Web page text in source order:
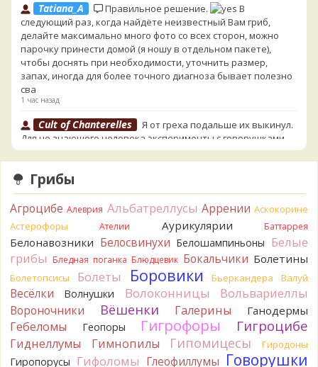
Tatiana_A Правильное решение.
В
следующий раз, когда найдёте неизвестный Вам гриб,
делайте максимально много фото со всех сторон, можно
парочку принести домой (я ношу в отдельном пакете),
чтобы доснять при необходимости, уточнить размер,
запах, иногда для более точного диагноза бывает полезно
сва
1 час назад
Cult of Chanterelles
Я от греха подальше их выкинул.
Для не знающего человека эксперименты с говорушками,
наверное, плохая идея.
1 час назад
Tatiana_A
пруд пруди, и далеко не все описаны на этом сайте. И
большинство из них как минимум несъедобны. Ворончатая
должна слабо пахнуть миндалём. Из похожих есть, скажем,
Желобчатая и Бледноокрашенная. Росли не не древесине,
так? Из земли или из подстилки
1 час назад
Мария Хорошо. При срезании синеет.
1 час назад
Tatiana_A Посмотрите Пилолистнички: lentinellus/
BorisM
Мария, нереально точно определить вид
Грибы
Агроцибе Алеврия Альбатреллусы Аррении Аскокорине
Астерофоры
Ателии Аурикулярии Баттаррея
Белонавозники Белосвинухи Белошампиньоны Белые
грибы Бледная поганка Блюдцевик Бокальчики Болетины
Болетопсисы Болеты Боровики Бьеркандера Валуй
Весёлки Волнушки Волоконницы Вольвариеллы
Вороночники Вёшенки Галерины Ганодермы
Гебеломы Геопоры Гигрофоры Гигроцибе
Гиднеллумы Гимнопилы Гипомицесы Гиродоны
Гиропорусы Гифоломы Глеофиллумы Говорушки